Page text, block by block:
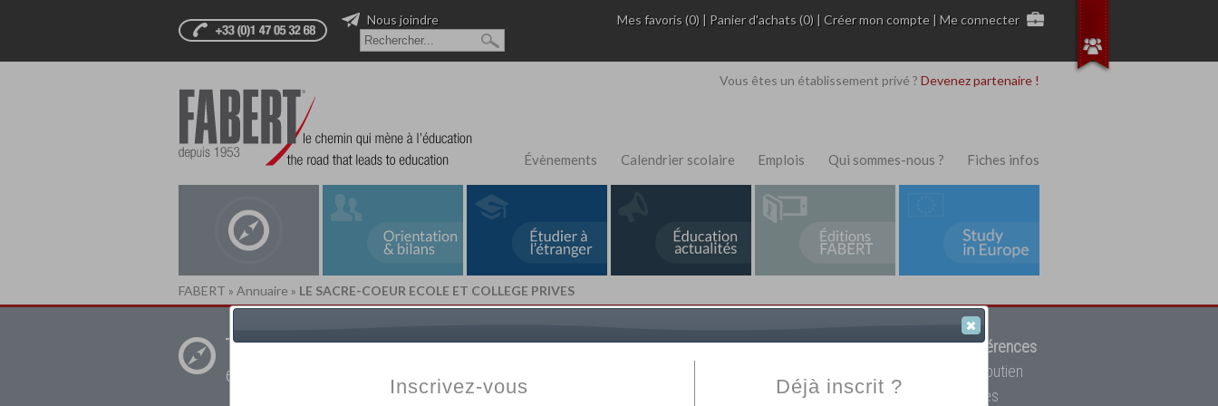
Mes favoris (0) | Panier d'achats (0) |Créer mon compte |Me connecter
Nous joindre
Vous êtes un établissement privé ? Devenez partenaire !
Évènements Calendrier scolaire Emplois Qui sommes-nous ? Fiches infos
FABERT » Annuaire » LE SACRE-COEUR ECOLE ET COLLEGE PRIVES
Trouver un
établissement privé
L'Annuaire de rechercheFabert.comvous permet de trouver parmi12908 références
votre établissement privé, du primaire au supérieur, mais aussi des cours de soutien
scolaire et des cours à distance. Ce moteur regroupe toutes les écoles privées
Inscrivez-vous Déjà inscrit ?